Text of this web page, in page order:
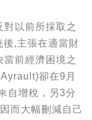
以前所採取之
,主張在適當財
前經濟困境之
卻在9月
自增稅，另3分
而大幅刪減自己